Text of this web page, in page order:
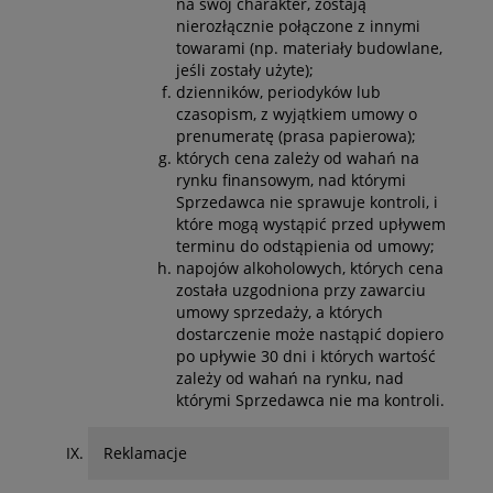
nierozłącznie połączone z innymi
towarami (np. materiały budowlane,
jeśli zostały użyte);
dzienników, periodyków lub
czasopism, z wyjątkiem umowy o
prenumeratę (prasa papierowa);
których cena zależy od wahań na
rynku finansowym, nad którymi
Sprzedawca nie sprawuje kontroli, i
które mogą wystąpić przed upływem
terminu do odstąpienia od umowy;
napojów alkoholowych, których cena
została uzgodniona przy zawarciu
umowy sprzedaży, a których
dostarczenie może nastąpić dopiero
po upływie 30 dni i których wartość
zależy od wahań na rynku, nad
którymi Sprzedawca nie ma kontroli.
Reklamacje